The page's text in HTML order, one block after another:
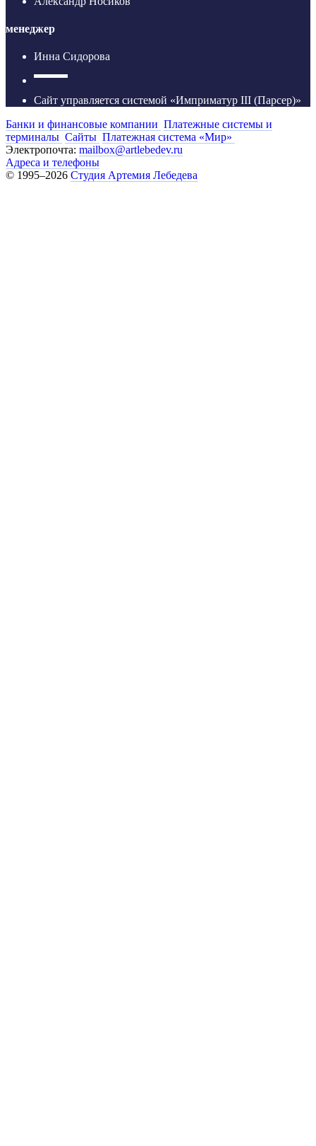
менеджер
Инна Сидорова
Сайт управляется системой «Имприматур III (Парсер)»
Банки и финансовые компании Платежные системы и
терминалы Сайты Платежная система «Мир»
Электропочта: mailbox@artlebedev.ru
Адреса и телефоны
© 1995–2026 Студия Артемия Лебедева